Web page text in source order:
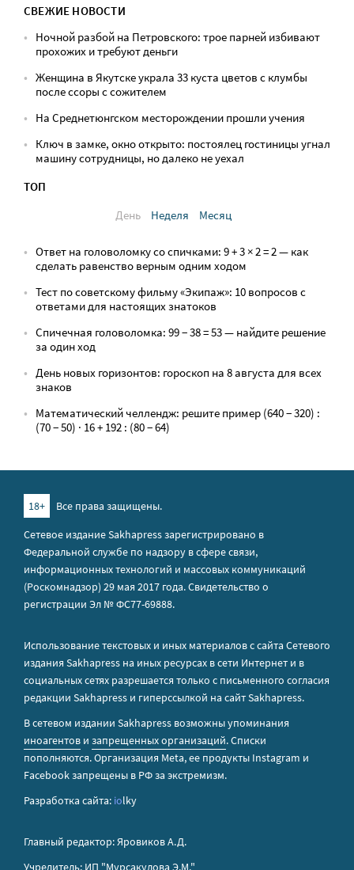
СВЕЖИЕ НОВОСТИ
Ночной разбой на Петровского: трое парней избивают
прохожих и требуют деньги
Женщина в Якутске украла 33 куста цветов с клумбы
после ссоры с сожителем
На Среднетюнгском месторождении прошли учения
Ключ в замке, окно открыто: постоялец гостиницы угнал
машину сотрудницы, но далеко не уехал
ТОП
День
Неделя Месяц
Ответ на головоломку со спичками: 9 + 3 × 2 = 2 — как
сделать равенство верным одним ходом
Тест по советскому фильму «Экипаж»: 10 вопросов с
ответами для настоящих знатоков
Спичечная головоломка: 99 − 38 = 53 — найдите решение
за один ход
День новых горизонтов: гороскоп на 8 августа для всех
знаков
Математический челлендж: решите пример (640 − 320) :
(70 − 50) · 16 + 192 : (80 − 64)
18+
Все права защищены.
Сетевое издание Sakhapress зарегистрировано в
Федеральной службе по надзору в сфере связи,
информационных технологий и массовых коммуникаций
(Роскомнадзор) 29 мая 2017 года. Свидетельство о
регистрации Эл № ФС77-69888.
Использование текстовых и иных материалов с сайта Сетевого
издания Sakhapress на иных ресурсах в сети Интернет и в
социальных сетях разрешается только с письменного согласия
редакции Sakhapress и гиперссылкой на сайт Sakhapress.
В сетевом издании Sakhapress возможны упоминания
иноагентов и запрещенных организаций. Списки
пополняются. Организация Metа, ее продукты Instagram и
Facebook запрещены в РФ за экстремизм.
Разработка сайта: iolky
Главный редактор: Яровиков А.Д.
Учредитель: ИП "Мурсакулова Э.М."